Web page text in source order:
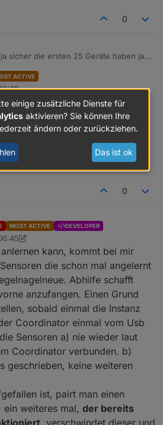
0
sicher die ersten 25 Geräte haben ja
sind da und funktionieren sauber.
können nicht angelernt werden. Liegt
da ich verschiedene Geräte
Hab auch einen Plug resettet, ein
ACTIVE
dosch schon mal gehabt.. wo
mehr ging..
.. Debug und Herdsman
genauso und HA auch
0
MOST ACTIVE DEVELOPER
10. Juni 2020, 08:47
kann, kommt bei mir
die schon mal angelernt
Abhilfe schafft
anzufangen. Einen Grund
sobald einmal die Instanz
Coordinator einmal vom Usb
Sensoren a) nie wieder laut
Coordinator verbunden. b)
geschrieben, keine weiteren
ist, pairt man einen
ein weiteres mal, der bereits
einige zusätzliche Dienste für
aktivieren? Sie können Ihre
ändern oder zurückziehen.
Das ist ok